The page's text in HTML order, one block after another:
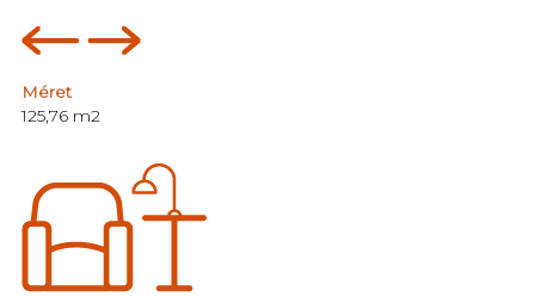
Méret
125,76 m2